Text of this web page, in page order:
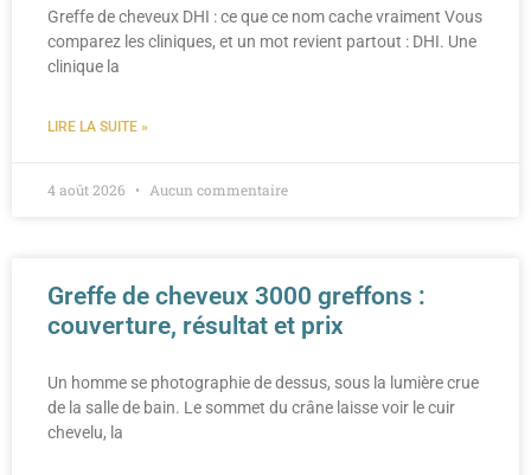
Greffe de cheveux DHI : ce que ce nom cache vraiment Vous
comparez les cliniques, et un mot revient partout : DHI. Une
clinique la
LIRE LA SUITE »
4 août 2026 Aucun commentaire
Greffe de cheveux 3000 greffons :
couverture, résultat et prix
Un homme se photographie de dessus, sous la lumière crue
de la salle de bain. Le sommet du crâne laisse voir le cuir
chevelu, la